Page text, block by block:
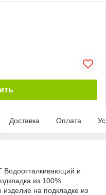
Доставка Оплата
Водоотталкивающий и
из 100%
изделие на подкладке из